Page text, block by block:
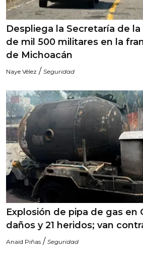
Despliega la Secretaría de
de mil 500 militares en la
de Michoacán
Naye Vélez / Seguridad
Explosión de pipa de gas en
daños y 21 heridos; van
Anaid Piñas / Seguridad